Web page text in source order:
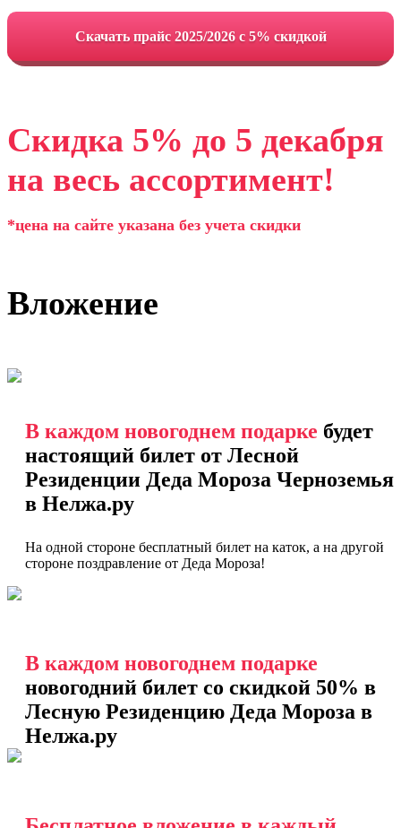
Cкачать прайс 2025/2026 с 5% скидкой
Скидка 5% до 5 декабря
на весь ассортимент!
*цена на сайте указана без учета скидки
Вложение
В каждом новогоднем подарке будет
настоящий билет от Лесной
Резиденции Деда Мороза Черноземья
в Нелжа.ру
На одной стороне бесплатный билет на каток, а на другой
стороне поздравление от Деда Мороза!
В каждом новогоднем подарке
новогодний билет со скидкой 50% в
Лесную Резиденцию Деда Мороза в
Нелжа.ру